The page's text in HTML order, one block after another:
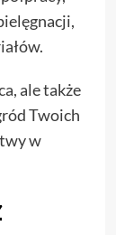
ale także
Twoich
w